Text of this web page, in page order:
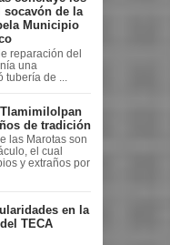
socavón de la
Municipio
reparación del
una
de ...
de tradición
las Marotas son
el cual
y extraños por
en la
TECA